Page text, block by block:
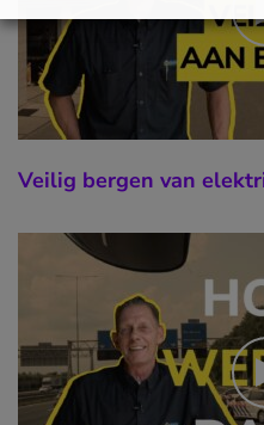
Veilig bergen van